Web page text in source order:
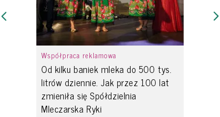
Współpraca reklamowa
Od kilku baniek mleka do 500 tys.
litrów dziennie. Jak przez 100 lat
zmieniła się Spółdzielnia
Mleczarska Ryki